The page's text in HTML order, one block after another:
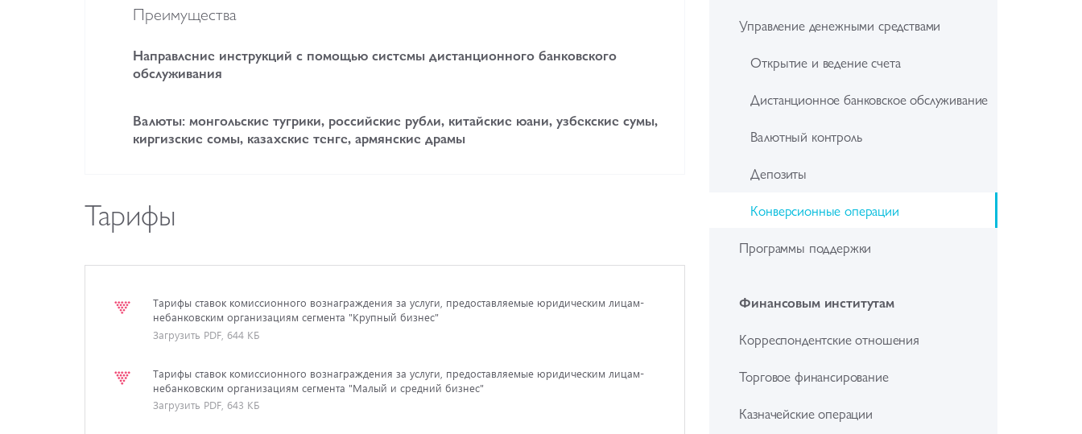
Преимущества
Направление инструкций с помощью системы дистанционного банковского
обслуживания
Валюты: монгольские тугрики, российские рубли, китайские юани, узбекские сумы,
киргизские сомы, казахские тенге, армянские драмы
Тарифы
Тарифы ставок комиссионного вознаграждения за услуги, предоставляемые юридическим лицам-
небанковским организациям сегмента "Крупный бизнес"
Загрузить PDF, 644 КБ
Тарифы ставок комиссионного вознаграждения за услуги, предоставляемые юридическим лицам-
небанковским организациям сегмента "Малый и средний бизнес"
Загрузить PDF, 643 КБ
Управление денежными средствами
Открытие и ведение счета
Дистанционное банковское обслуживание
Валютный контроль
Депозиты
Конверсионные операции
Программы поддержки
Финансовым институтам
Корреспондентские отношения
Торговое финансирование
Казначейские операции